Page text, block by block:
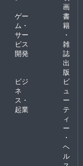
画
ゲー
ム・
サー
ビス
開発
書
籍
・
雑
誌
出
版
ビジ
ネ
ス・
起業
ビ
ュ
ー
テ
ィ
ー
・
ヘ
ル